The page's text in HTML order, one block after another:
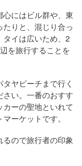
にはビル群や、東
りと、混じり合っ
イは広いため、2
を旅行することを
ヤビーチまで行く
い。一番のおすす
ーの聖地といれて
ーケットです。
ので旅行者の印象